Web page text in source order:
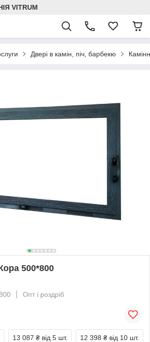
VITRUM
Двері в камін, піч, барбекю
500*800
Опт і роздріб
13 087 ₴ від 5 шт. 12 398 ₴ від 10 шт.